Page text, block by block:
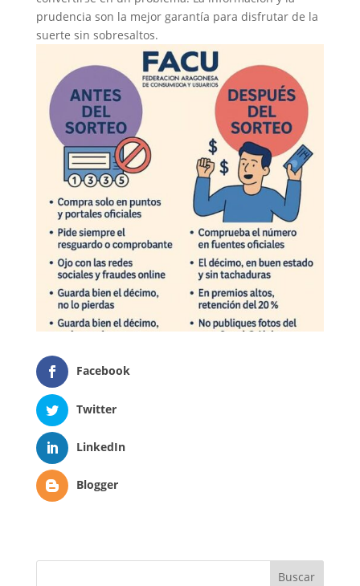
prudencia son la mejor garantía para disfrutar de la
suerte sin sobresaltos.
Facebook
Twitter
LinkedIn
Blogger